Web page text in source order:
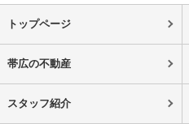
トップページ
帯広の不動産
スタッフ紹介